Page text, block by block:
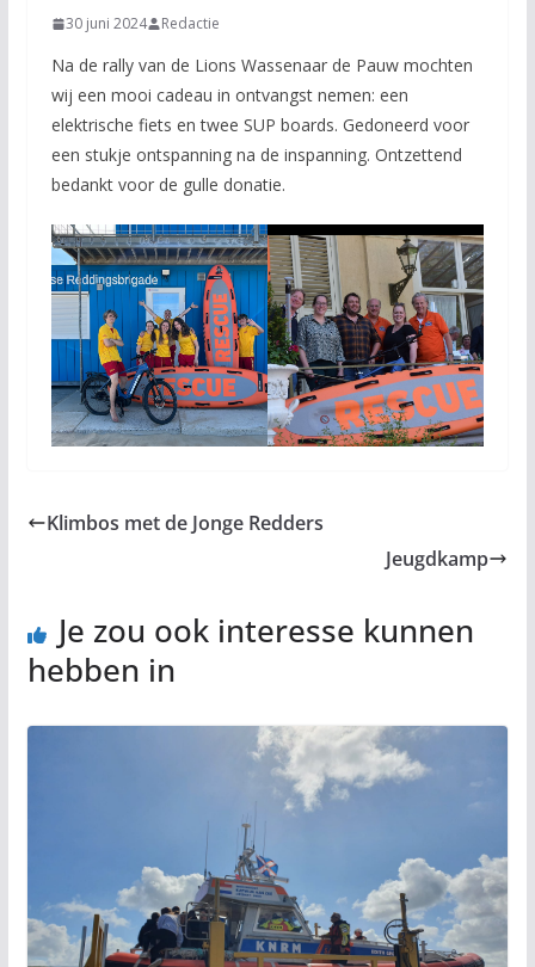
30 juni 2024 Redactie
Na de rally van de Lions Wassenaar de Pauw mochten
wij een mooi cadeau in ontvangst nemen: een
elektrische fiets en twee SUP boards. Gedoneerd voor
een stukje ontspanning na de inspanning. Ontzettend
bedankt voor de gulle donatie.
Klimbos met de Jonge Redders
Jeugdkamp
Je zou ook interesse kunnen
hebben in